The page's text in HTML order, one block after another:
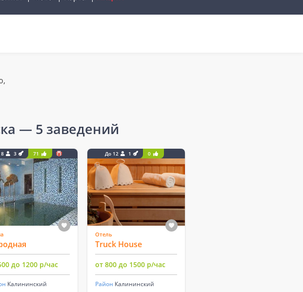
— 5 заведений
3 71
до 1200 р/час
Калининский
До 12 1 0
Отель
Truck House
от 800 до 1500 р/час
Район Калининский